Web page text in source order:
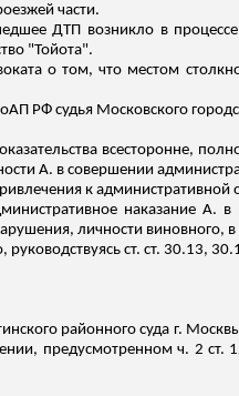
части.
ДТП возникло в
"Тойота".
о том, что местом
КоАП РФ судья Московского
всесторонне,
А. в совершении
к
наказание А.
личности виновного,
, руководствуясь ст. ст. 30.13,
районного суда г.
предусмотренном ч. 2 ст.